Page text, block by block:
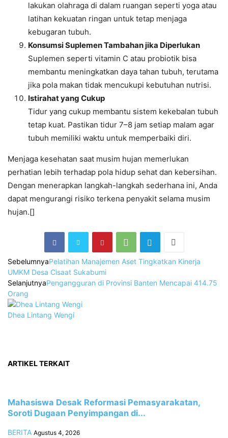
lakukan olahraga di dalam ruangan seperti yoga atau
latihan kekuatan ringan untuk tetap menjaga
kebugaran tubuh.
Konsumsi Suplemen Tambahan jika Diperlukan
Suplemen seperti vitamin C atau probiotik bisa
membantu meningkatkan daya tahan tubuh, terutama
jika pola makan tidak mencukupi kebutuhan nutrisi.
Istirahat yang Cukup
Tidur yang cukup membantu sistem kekebalan tubuh
tetap kuat. Pastikan tidur 7–8 jam setiap malam agar
tubuh memiliki waktu untuk memperbaiki diri.
Menjaga kesehatan saat musim hujan memerlukan
perhatian lebih terhadap pola hidup sehat dan kebersihan.
Dengan menerapkan langkah-langkah sederhana ini, Anda
dapat mengurangi risiko terkena penyakit selama musim
hujan.[]
SebelumnyaPelatihan Manajemen Aset Tingkatkan Kinerja
UMKM Desa Cisaat Sukabumi
SelanjutnyaPengangguran di Provinsi Banten Mencapai 414.75
Orang
Dhea Lintang Wengi
ARTIKEL TERKAIT
Mahasiswa Desak Reformasi Pemasyarakatan,
Soroti Dugaan Penyimpangan di...
BERITA Agustus 4, 2026